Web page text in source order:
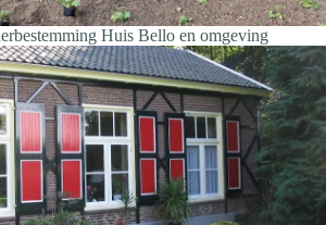
Huis Bello en omgeving